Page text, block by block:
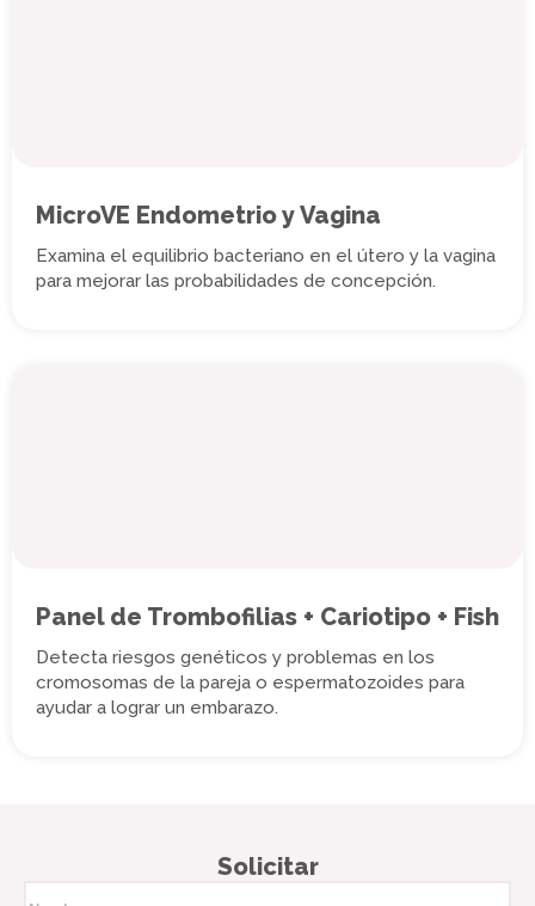
MicroVE Endometrio y Vagina
Examina el equilibrio bacteriano en el útero y la vagina
para mejorar las probabilidades de concepción.
Panel de Trombofilias + Cariotipo + Fish
Detecta riesgos genéticos y problemas en los
cromosomas de la pareja o espermatozoides para
ayudar a lograr un embarazo.
Solicitar